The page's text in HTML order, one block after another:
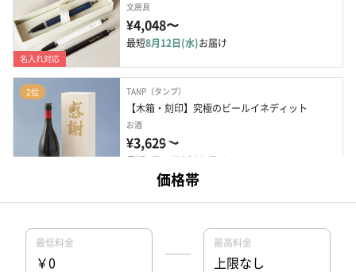
名入れ対応
文房具
¥4,048〜
最短8月12日(水)お届け
2位 TANP（タンプ）
【木箱・刻印】究極のビールイネディット
お酒
¥3,629〜
最短 8月12日(水) お届け
【お酒好きに贈る！】2種のCOEDOビールと選べ